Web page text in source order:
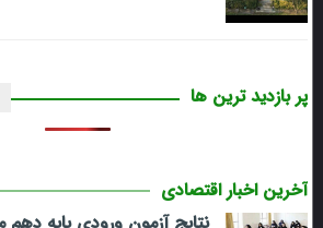
پر بازدید ترین ها 24
آخرین اخبار اقتصادی